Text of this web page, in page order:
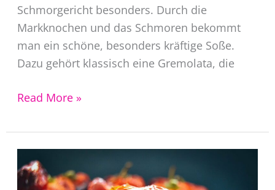
Schmorgericht besonders. Durch die
Markknochen und das Schmoren bekommt
man ein schöne, besonders kräftige Soße.
Dazu gehört klassisch eine Gremolata, die
Ossobuco
Milanese
Read More »